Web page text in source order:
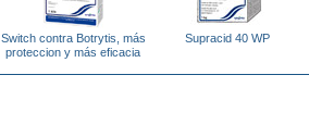
Switch contra Botrytis, más
proteccion y más eficacia
Supracid 40 WP